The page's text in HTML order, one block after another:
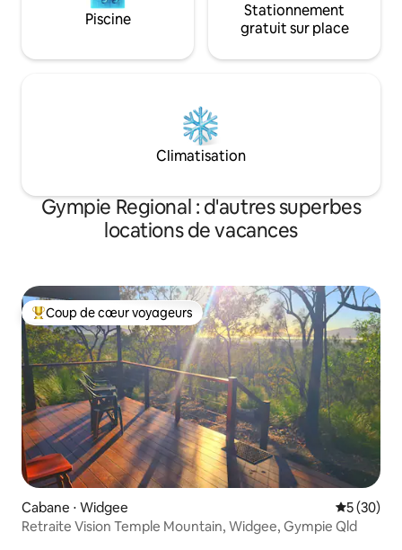
Piscine
Stationnement
gratuit sur place
Climatisation
Gympie Regional : d'autres superbes
locations de vacances
Coups de cœur voyageurs les plus appréciés
Coup de cœur voyageurs
Cabane ⋅ Widgee
5 (30)
Retraite Vision Temple Mountain, Widgee, Gympie Qld